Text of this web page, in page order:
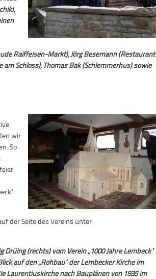
Raiffeisen-Markt), Jörg Besemann (Restaurant
Schloss), Thomas Bak (Schlemmerhus) sowie
wir
So
der Seite des Vereins unter
(rechts) vom Verein „1000 Jahre Lembeck“
auf den „Rohbau“ der Lembecker Kirche im
Laurentiuskirche nach Bauplänen von 1935 im